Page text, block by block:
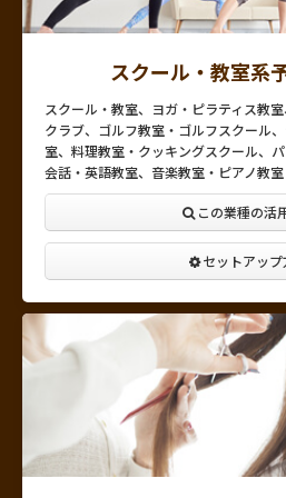
スクール・教室系
スクール・教室、ヨガ・ピラティス教
クラブ、ゴルフ教室・ゴルフスクール
室、料理教室・クッキングスクール、
会話・英語教室、音楽教室・ピアノ教室
この業種の活
セットアッ